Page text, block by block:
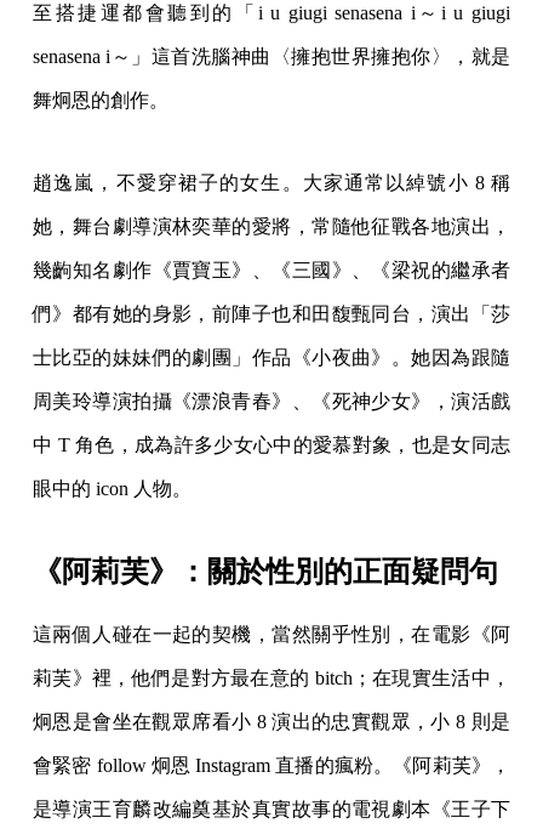
至搭捷運都會聽到的「i u giugi senasena i～i u giugi
senasena i～」這首洗腦神曲〈擁抱世界擁抱你〉，就是
舞炯恩的創作。
趙逸嵐，不愛穿裙子的女生。大家通常以綽號小 8 稱
她，舞台劇導演林奕華的愛將，常隨他征戰各地演出，
幾齣知名劇作《賈寶玉》、《三國》、《梁祝的繼承者
們》都有她的身影，前陣子也和田馥甄同台，演出「莎
士比亞的妹妹們的劇團」作品《小夜曲》。她因為跟隨
周美玲導演拍攝《漂浪青春》、《死神少女》，演活戲
中 T 角色，成為許多少女心中的愛慕對象，也是女同志
眼中的 icon 人物。
《阿莉芙》：關於性別的正面疑問句
這兩個人碰在一起的契機，當然關乎性別，在電影《阿
莉芙》裡，他們是對方最在意的 bitch；在現實生活中，
炯恩是會坐在觀眾席看小 8 演出的忠實觀眾，小 8 則是
會緊密 follow 炯恩 Instagram 直播的瘋粉。《阿莉芙》，
是導演王育麟改編奠基於真實故事的電視劇本《王子下